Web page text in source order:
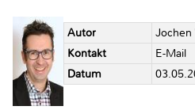
Autor
Jochen
Kontakt
E-Mail
Datum